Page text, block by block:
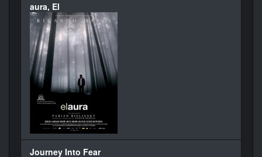
aura, El
Journey Into Fear